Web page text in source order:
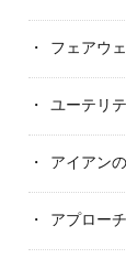
フェアウ
ユーテリ
アイアン
アプロー